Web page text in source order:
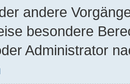
andere
besondere
Administrator